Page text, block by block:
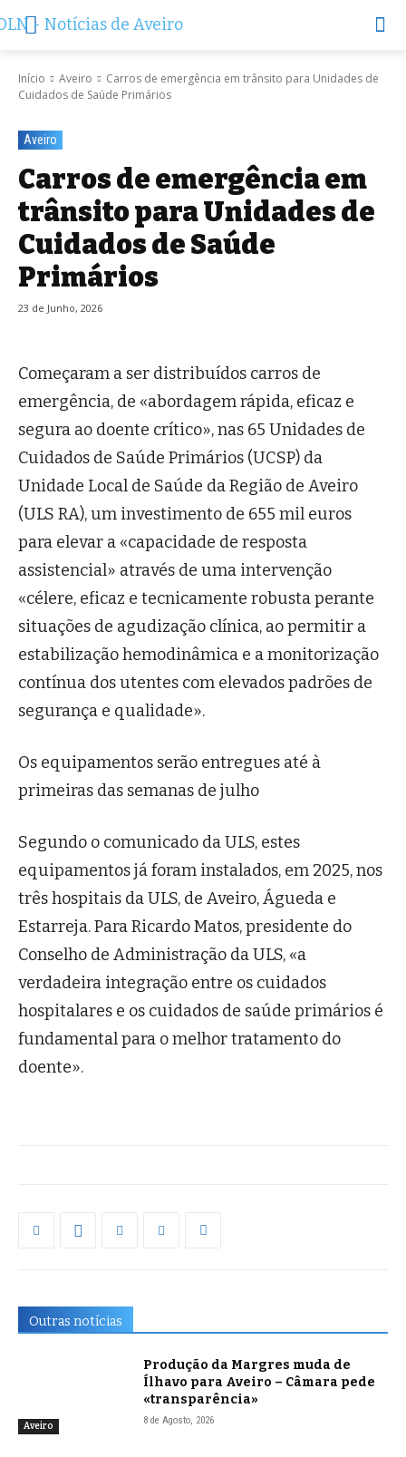
Início Aveiro
Carros de emergência em trânsito para Unidades de
Cuidados de Saúde Primários
Aveiro
Carros de emergência em
trânsito para Unidades de
Cuidados de Saúde
Primários
23 de Junho, 2026
Começaram a ser distribuídos carros de
emergência, de «abordagem rápida, eficaz e
segura ao doente crítico», nas 65 Unidades de
Cuidados de Saúde Primários (UCSP) da
Unidade Local de Saúde da Região de Aveiro
(ULS RA), um investimento de 655 mil euros
para elevar a «capacidade de resposta
assistencial» através de uma intervenção
«célere, eficaz e tecnicamente robusta perante
situações de agudização clínica, ao permitir a
estabilização hemodinâmica e a monitorização
contínua dos utentes com elevados padrões de
segurança e qualidade».
Os equipamentos serão entregues até à
primeiras das semanas de julho
Segundo o comunicado da ULS, estes
equipamentos já foram instalados, em 2025, nos
três hospitais da ULS, de Aveiro, Águeda e
Estarreja. Para Ricardo Matos, presidente do
Conselho de Administração da ULS, «a
verdadeira integração entre os cuidados
hospitalares e os cuidados de saúde primários é
fundamental para o melhor tratamento do
doente».
Outras notícias
Aveiro
Produção da Margres muda de
Ílhavo para Aveiro – Câmara pede
«transparência»
8 de Agosto, 2026